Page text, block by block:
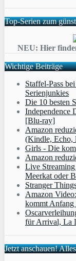
Top-Serien zum
NEU: Hier
Wichtige Beiträge
Staffel-Pass
Serienjunkies
Die 10 besten
Independence
[Blu-ray]
Amazon
(Kindle, Echo,
Girls - Die
Amazon
Live Streaming
Meerkat oder
Stranger
Amazon
kommt Anfang
für Arrival, La
Jetzt anschauen!